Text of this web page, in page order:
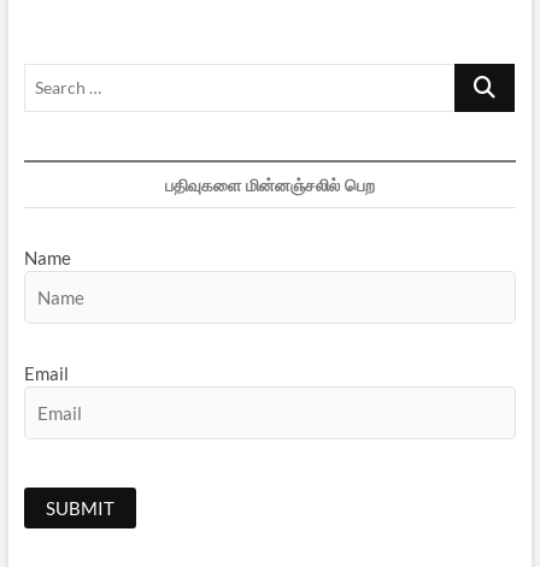
Search
பதிவுகளை மின்னஞ்சலில் பெற
Name
Email